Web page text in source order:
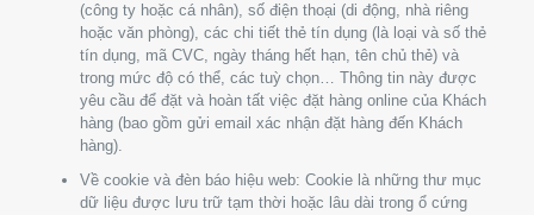
(công ty hoặc cá nhân), số điện thoại (di động, nhà riêng
hoặc văn phòng), các chi tiết thẻ tín dụng (là loại và số thẻ
tín dụng, mã CVC, ngày tháng hết hạn, tên chủ thẻ) và
trong mức độ có thể, các tuỳ chọn… Thông tin này được
yêu cầu để đặt và hoàn tất việc đặt hàng online của Khách
hàng (bao gồm gửi email xác nhận đặt hàng đến Khách
hàng).
Về cookie và đèn báo hiệu web: Cookie là những thư mục
dữ liệu được lưu trữ tạm thời hoặc lâu dài trong ổ cứng